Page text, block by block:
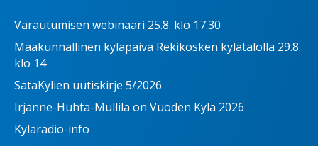
Varautumisen webinaari 25.8. klo 17.30
Maakunnallinen kyläpäivä Rekikosken kylätalolla 29.8.
klo 14
SataKylien uutiskirje 5/2026
Irjanne-Huhta-Mullila on Vuoden Kylä 2026
Kyläradio-info